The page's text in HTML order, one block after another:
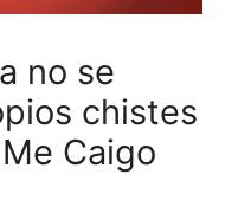
no se
chistes
Caigo